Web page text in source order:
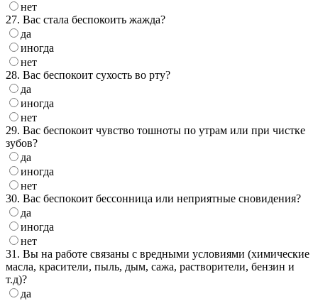
нет
27. Вас стала беспокоить жажда?
да
иногда
нет
28. Вас беспокоит сухость во рту?
да
иногда
нет
29. Вас беспокоит чувство тошноты по утрам или при чистке
зубов?
да
иногда
нет
30. Вас беспокоит бессонница или неприятные сновидения?
да
иногда
нет
31. Вы на работе связаны с вредными условиями (химические
масла, красители, пыль, дым, сажа, растворители, бензин и
т.д)?
да